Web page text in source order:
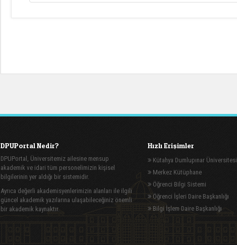
DPUPortal Nedir?
DPUPortal, Üniversitemiz ailesine mensup
akademik ve idari tüm personelimizin kişisel
bilgilerinin yer aldığı bir sistemidir.
Ayrıca değerli akademisyenlerimizin alanları ile ilgili
güncel akademik yazılarına ulaşabileceğiniz önemli
bir akademik kaynaktır.
Hızlı Erişimler
Kütahya Dumlupınar Üniversitesi
Merkez Kütüphane
Öğrenci Bilgi Sistemi
Öğrenci İşleri Daire Başkanlığı
Bilgi İşlem Daire Başkanlığı